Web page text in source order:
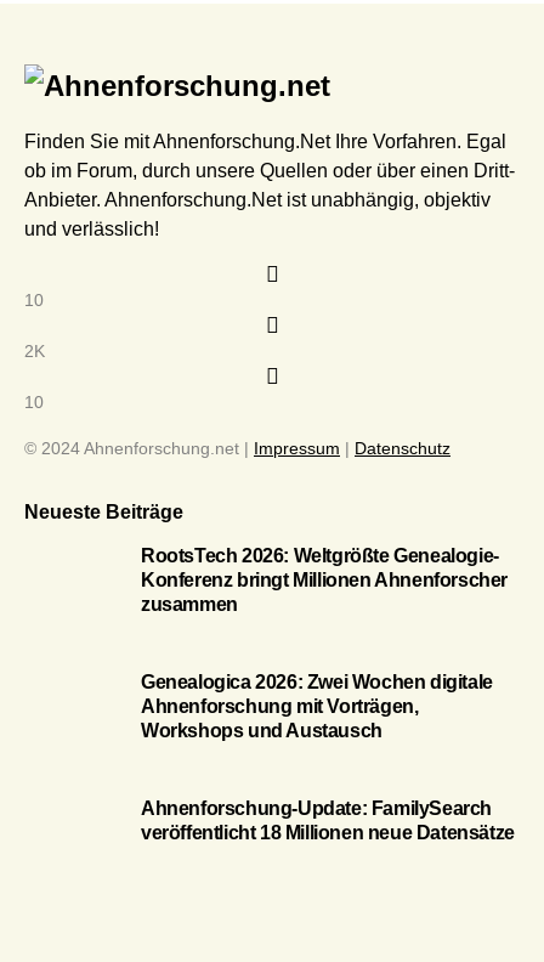
Finden Sie mit Ahnenforschung.Net Ihre Vorfahren. Egal
ob im Forum, durch unsere Quellen oder über einen Dritt-
Anbieter. Ahnenforschung.Net ist unabhängig, objektiv
und verlässlich!
10
2K
10
© 2024 Ahnenforschung.net | Impressum | Datenschutz
Neueste Beiträge
RootsTech 2026: Weltgrößte Genealogie-
Konferenz bringt Millionen Ahnenforscher
zusammen
Genealogica 2026: Zwei Wochen digitale
Ahnenforschung mit Vorträgen,
Workshops und Austausch
Ahnenforschung-Update: FamilySearch
veröffentlicht 18 Millionen neue Datensätze